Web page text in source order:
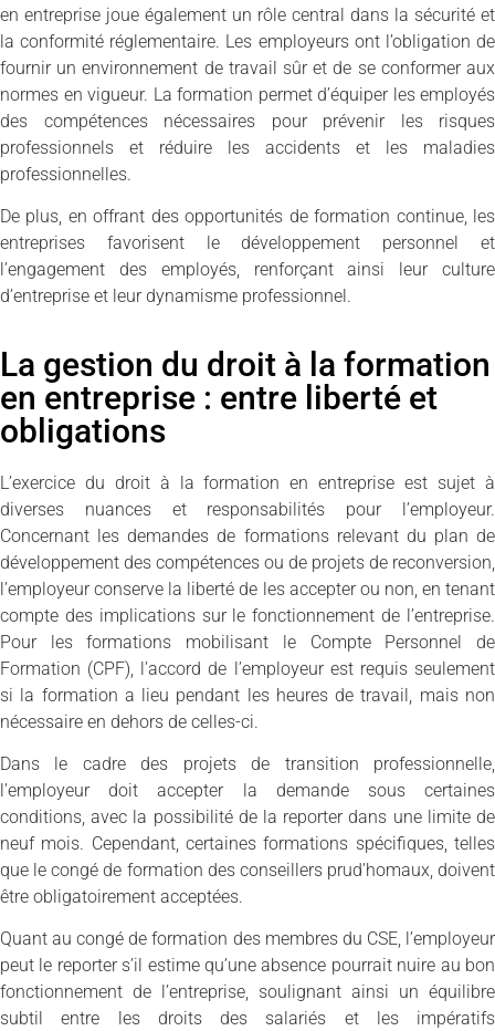
en entreprise joue également un rôle central dans la sécurité et
la conformité réglementaire. Les employeurs ont l’obligation de
fournir un environnement de travail sûr et de se conformer aux
normes en vigueur. La formation permet d’équiper les employés
des compétences nécessaires pour prévenir les risques
professionnels et réduire les accidents et les maladies
professionnelles.
De plus, en offrant des opportunités de formation continue, les
entreprises favorisent le développement personnel et
l’engagement des employés, renforçant ainsi leur culture
d’entreprise et leur dynamisme professionnel.
La gestion du droit à la formation
en entreprise : entre liberté et
obligations
L’exercice du droit à la formation en entreprise est sujet à
diverses nuances et responsabilités pour l’employeur.
Concernant les demandes de formations relevant du plan de
développement des compétences ou de projets de reconversion,
l’employeur conserve la liberté de les accepter ou non, en tenant
compte des implications sur le fonctionnement de l’entreprise.
Pour les formations mobilisant le Compte Personnel de
Formation (CPF), l’accord de l’employeur est requis seulement
si la formation a lieu pendant les heures de travail, mais non
nécessaire en dehors de celles-ci.
Dans le cadre des projets de transition professionnelle,
l’employeur doit accepter la demande sous certaines
conditions, avec la possibilité de la reporter dans une limite de
neuf mois. Cependant, certaines formations spécifiques, telles
que le congé de formation des conseillers prud’homaux, doivent
être obligatoirement acceptées.
Quant au congé de formation des membres du CSE, l’employeur
peut le reporter s’il estime qu’une absence pourrait nuire au bon
fonctionnement de l’entreprise, soulignant ainsi un équilibre
subtil entre les droits des salariés et les impératifs